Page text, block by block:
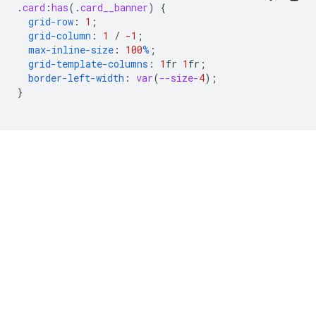
.card :has( .card__banner)
{
grid-row : 1 ;
grid-column : 1 / -1 ;
max-inline-size : 100% ;
grid-template-columns : 1 fr 1 fr ;
border-left-width : var(--size-4);
}